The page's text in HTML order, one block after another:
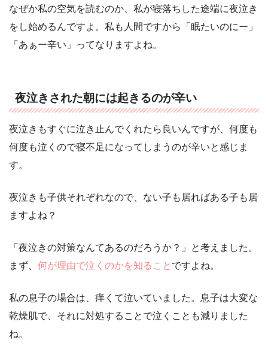
なぜか私の空気を読むのか、私が寝落ちした途端に夜泣き
をし始めるんですよ。私も人間ですから「眠たいのにー」
「あぁー辛い」ってなりますよね。
夜泣きされた朝には起きるのが辛い
夜泣きもすぐに泣き止んでくれたら良いんですが、何度も
何度も泣くので寝不足になってしまうのが辛いと感じま
す。
夜泣きも子供それぞれなので、ない子も居ればある子も居
ますよね？
「夜泣きの対策なんてあるのだろうか？」と考えました。
まず、 何が理由で泣くのかを知ること ですよね。
私の息子の場合は、痒くて泣いていました。息子は大変な
乾燥肌で、それに対処することで泣くことも減りました
ね。